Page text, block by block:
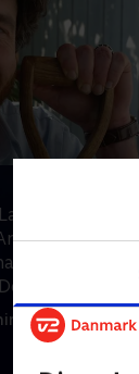
tager til
og Martin
til deres
er meget
træer
vejledning